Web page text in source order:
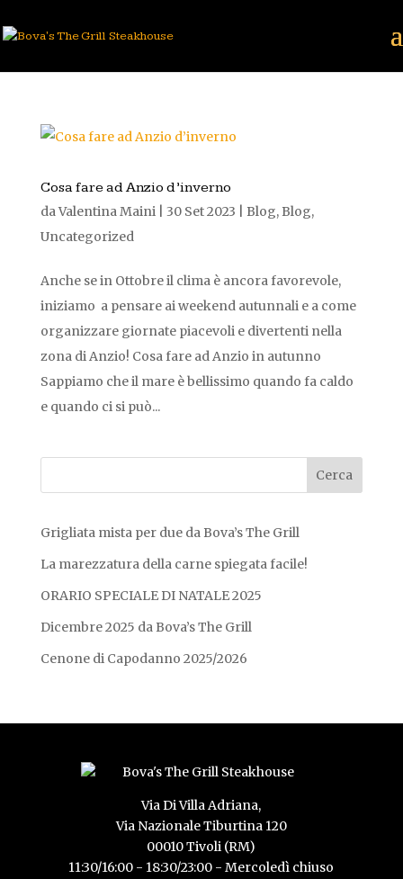
Cosa fare ad Anzio d’inverno
daValentina Maini| 30 Set 2023 Blog, Blog,
Uncategorized
Anche se in Ottobre il clima è ancora favorevole,
iniziamo a pensare ai weekend autunnali e a come
organizzare giornate piacevoli e divertenti nella
zona di Anzio! Cosa fare ad Anzio in autunno
Sappiamo che il mare è bellissimo quando fa caldo
e quando ci si può...
Grigliata mista per due da Bova’s The Grill
La marezzatura della carne spiegata facile!
ORARIO SPECIALE DI NATALE 2025
Dicembre 2025 da Bova’s The Grill
Cenone di Capodanno 2025/2026
Via Di Villa Adriana,
Via Nazionale Tiburtina 120
00010 Tivoli (RM)
11:30/16:00 - 18:30/23:00 - Mercoledì chiuso